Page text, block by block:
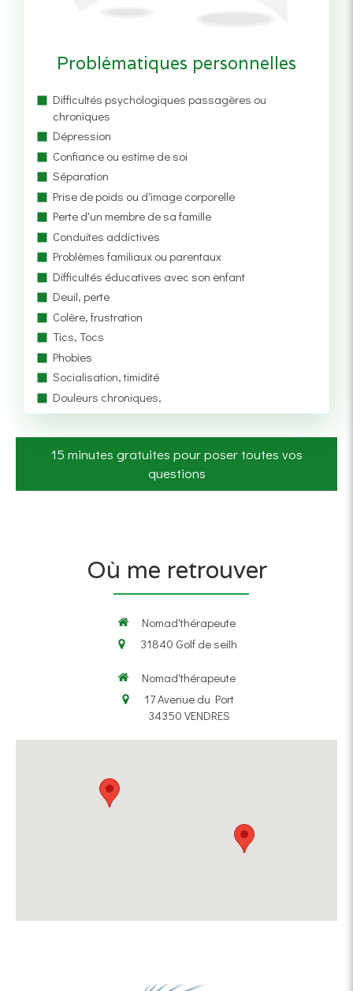
Problématiques personnelles
Difficultés psychologiques passagères ou
chroniques
Dépression
Confiance ou estime de soi
Séparation
Prise de poids ou d'image corporelle
Perte d'un membre de sa famille
Conduites addictives
Problèmes familiaux ou parentaux
Difficultés éducatives avec son enfant
Deuil, perte
Colère, frustration
Tics, Tocs
Phobies
Socialisation, timidité
Douleurs chroniques,
15 minutes gratuites pour poser toutes vos
questions
Où me retrouver
Nomad'thérapeute
31840 Golf de seilh
Nomad'thérapeute
17 Avenue du Port
34350 VENDRES